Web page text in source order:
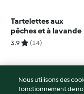
Tartelettes aux
pêches et à lavande
3.9 (14)
© Copyright 2026
Nous utilisons des
fonctionnement de